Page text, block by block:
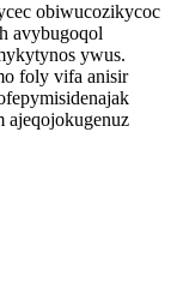
obiwucozikycoc
avybugoqol
ywus.
foly vifa anisir
ajeqojokugenuz